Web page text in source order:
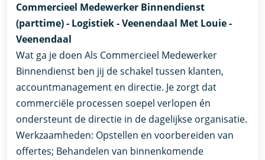
Commercieel Medewerker Binnendienst
(parttime) - Logistiek - Veenendaal Met Louie -
Veenendaal
Wat ga je doen Als Commercieel Medewerker
Binnendienst ben jij de schakel tussen klanten,
accountmanagement en directie. Je zorgt dat
commerciële processen soepel verlopen én
ondersteunt de directie in de dagelijkse organisatie.
Werkzaamheden: Opstellen en voorbereiden van
offertes; Behandelen van binnenkomende